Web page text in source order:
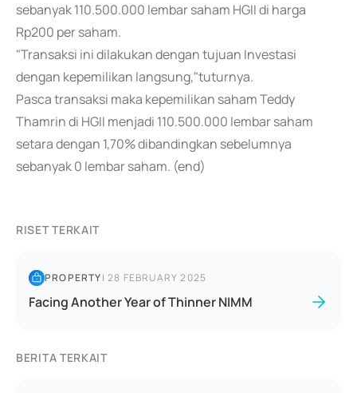
sebanyak 110.500.000 lembar saham HGII di harga
Rp200 per saham.
"Transaksi ini dilakukan dengan tujuan Investasi
dengan kepemilikan langsung,"tuturnya.
Pasca transaksi maka kepemilikan saham Teddy
Thamrin di HGII menjadi 110.500.000 lembar saham
setara dengan 1,70% dibandingkan sebelumnya
sebanyak 0 lembar saham. (end)
RISET TERKAIT
PROPERTY|28 FEBRUARY 2025
Facing Another Year of Thinner NIMM
BERITA TERKAIT